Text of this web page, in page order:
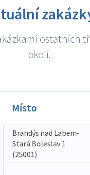
ostatních
okolí.
Místo
Brandýs nad Labem-
Stará Boleslav 1
(25001)